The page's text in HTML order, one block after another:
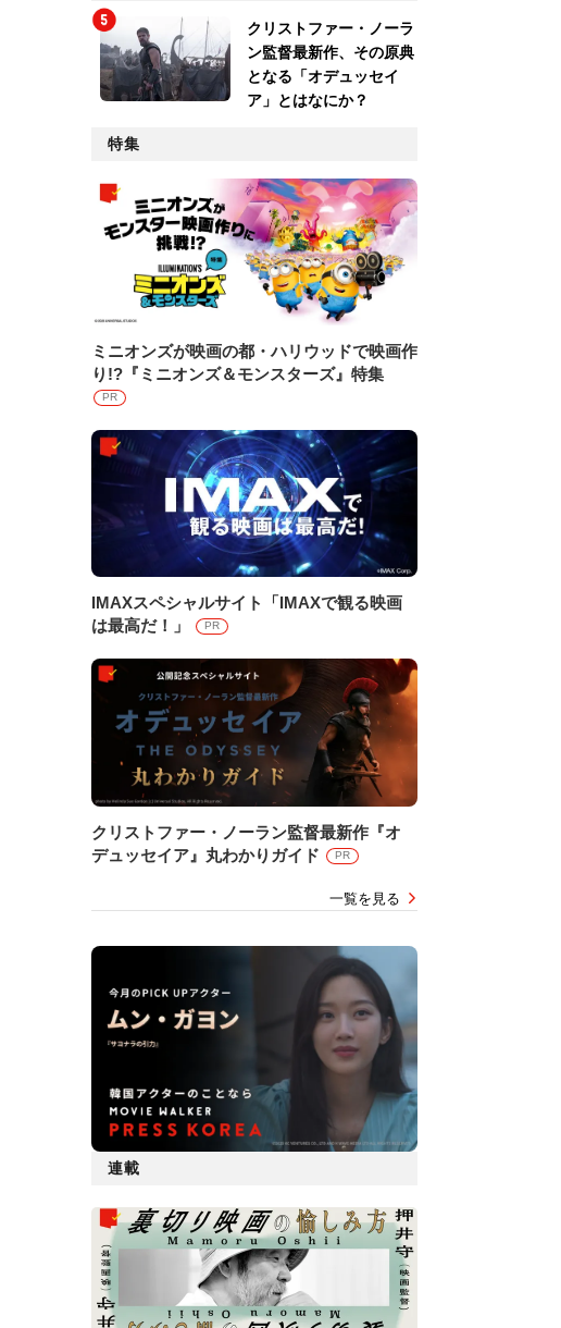
クリストファー・ノーラ
ン監督最新作、その原典
となる「オデュッセイ
ア」とはなにか？
特集
ミニオンズが映画の都・ハリウッドで映画作
り!?『ミニオンズ＆モンスターズ』特集
PR
IMAXスペシャルサイト「IMAXで観る映画
は最高だ！」
PR
クリストファー・ノーラン監督最新作『オ
デュッセイア』丸わかりガイド
PR
一覧を見る
連載